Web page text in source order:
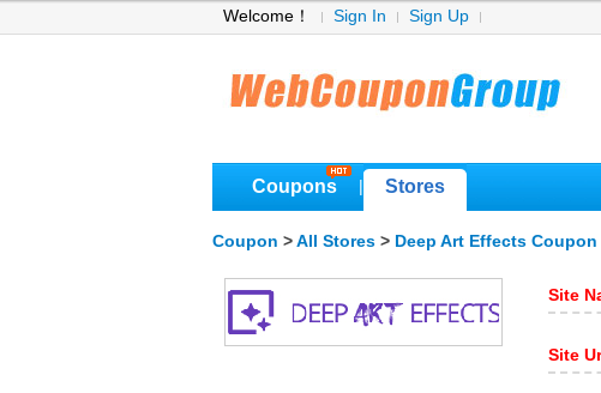
Welcome！ Sign In Sign Up
Coupons Stores
Coupon > All Stores > Deep Art Effects Coupon
Site
Site